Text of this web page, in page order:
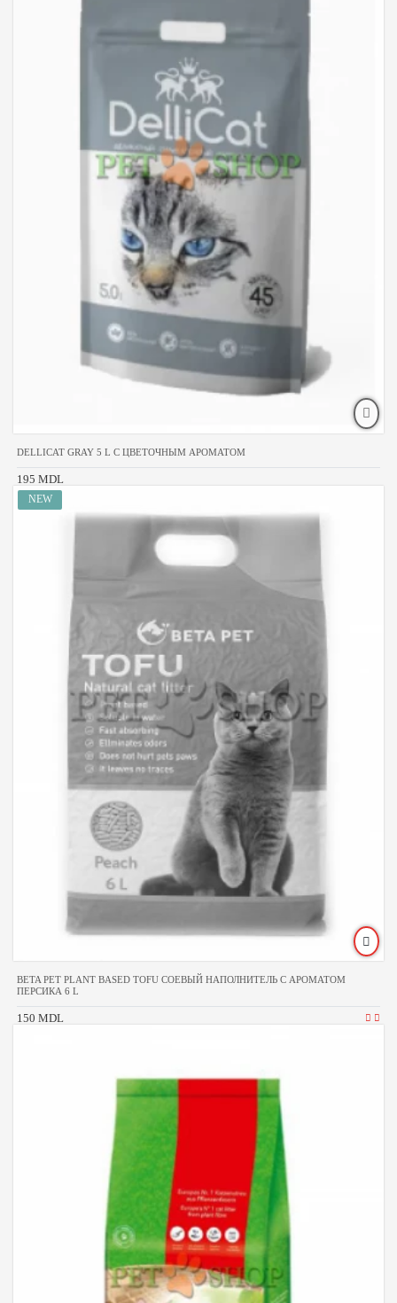
DELLICAT GRAY 5 L С ЦВЕТОЧНЫМ АРОМАТОМ
195 MDL
BETA PET PLANT BASED TOFU СОЕВЫЙ НАПОЛНИТЕЛЬ С АРОМАТОМ
ПЕРСИКА 6 L
150 MDL